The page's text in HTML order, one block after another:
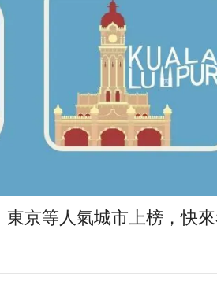
京等人氣城市上榜，快